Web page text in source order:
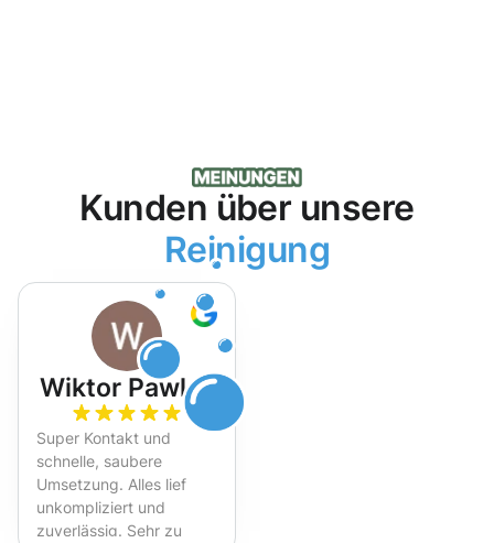
Kunden über unsere
Reinigung
Wiktor Pawlak
Super Kontakt und
schnelle, saubere
Umsetzung. Alles lief
unkompliziert und
zuverlässig. Sehr zu